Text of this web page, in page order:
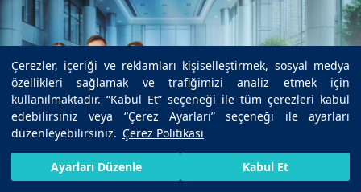
Çerezler, içeriği ve reklamları kişiselleştirmek, sosyal medya
özellikleri sağlamak ve trafiğimizi analiz etmek için
kullanılmaktadır. “Kabul Et” seçeneği ile tüm çerezleri kabul
edebilirsiniz veya “Çerez Ayarları” seçeneği ile ayarları
düzenleyebilirsiniz. Çerez Politikası
Ayarları Düzenle Kabul Et
İkinci Görüş Alın
HIZLI RANDEVU AL BIZE ULAŞIN